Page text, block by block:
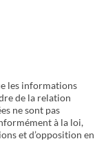
les informations
de la relation
ne sont pas
à la loi,
et d’opposition en